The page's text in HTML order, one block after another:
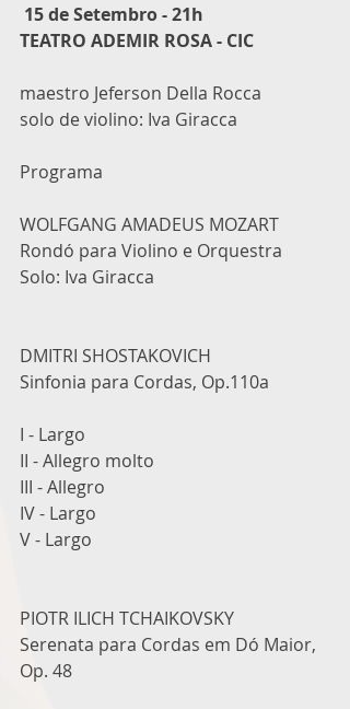
15 de Setembro - 21h
TEATRO ADEMIR ROSA - CIC
maestro Jeferson Della Rocca
solo de violino: Iva Giracca
Programa
WOLFGANG AMADEUS MOZART
Rondó para Violino e Orquestra
Solo: Iva Giracca
DMITRI SHOSTAKOVICH
Sinfonia para Cordas, Op.110a
I - Largo
II - Allegro molto
III - Allegro
IV - Largo
V - Largo
PIOTR ILICH TCHAIKOVSKY
Serenata para Cordas em Dó Maior,
Op. 48